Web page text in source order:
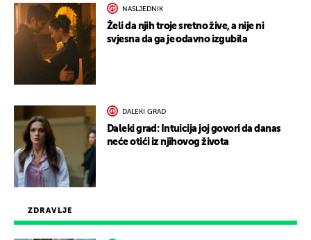
ZDRAVLJE
NASLJEDNIK
Želi da njih troje sretno žive, a nije ni
svjesna da ga je odavno izgubila
DALEKI GRAD
Daleki grad: Intuicija joj govori da danas
neće otići iz njihovog života